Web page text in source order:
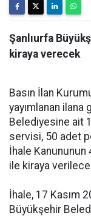
Şanlıurfa
kiraya verecek
Basın İlan
yayımlanan ilana
Belediyesine ait
servisi, 50 adet
İhale
ile kiraya
İhale, 17 Kasım
Büyükşehir